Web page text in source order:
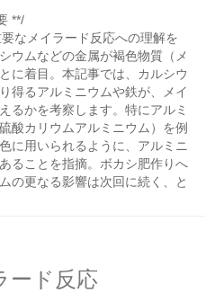
**/
なメイラード反応への理解を
ウムなどの金属が褐色物質（メ
に着目。本記事では、カルシウ
得るアルミニウムや鉄が、メイ
るかを考察します。特にアルミ
酸カリウムアルミニウム）を例
に用いられるように、アルミニ
ることを指摘。ボカシ肥作りへ
の更なる影響は次回に続く、と
ード反応